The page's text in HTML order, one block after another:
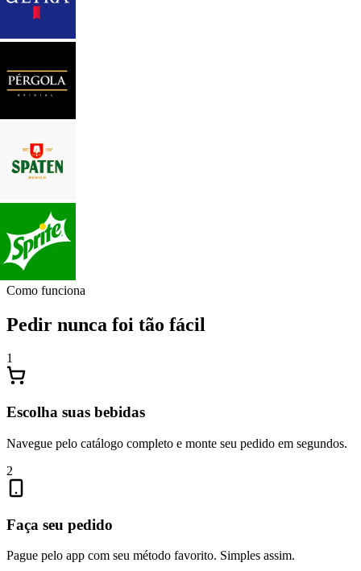
Como funciona
Pedir nunca foi tão fácil
1
Escolha suas bebidas
Navegue pelo catálogo completo e monte seu pedido em segundos.
2
Faça seu pedido
Pague pelo app com seu método favorito. Simples assim.